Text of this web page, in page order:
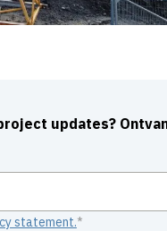
updates?
statement.